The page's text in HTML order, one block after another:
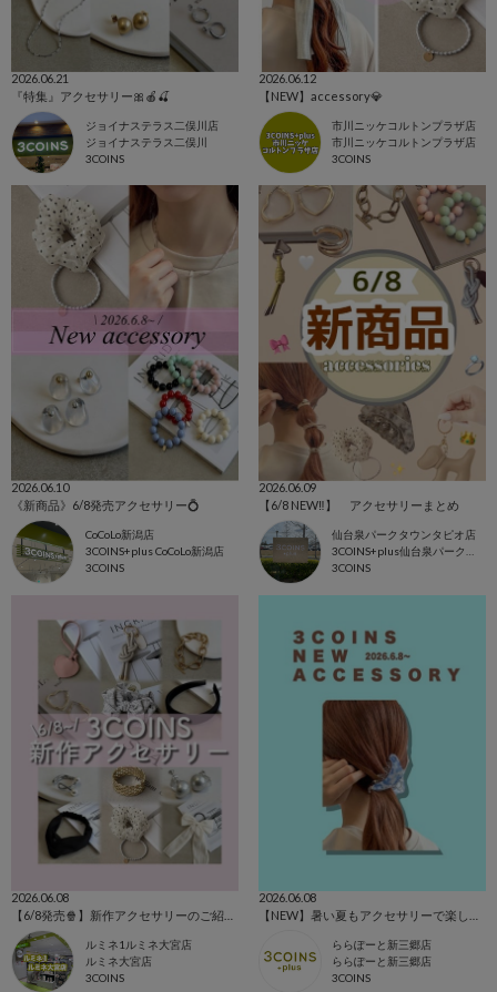
2026.06.21
『特集』アクセサリー🎀🍎🍒
ジョイナステラス二俣川店
ジョイナステラス二俣川
3COINS
2026.06.12
【NEW】accessory💎
市川ニッケコルトンプラザ店
市川ニッケコルトンプラザ店
3COINS
2026.06.10
《新商品》6/8発売アクセサリー💍
CoCoLo新潟店
3COINS+plus CoCoLo新潟店
3COINS
2026.06.09
【6/8 NEW‼︎】 アクセサリーまとめ
仙台泉パークタウンタピオ店
3COINS+plus仙台泉パークタウンタピオ店
3COINS
2026.06.08
ルミネ1ルミネ大宮店
ルミネ大宮店
3COINS
2026.06.08
ららぽーと新三郷店
ららぽーと新三郷店
3COINS